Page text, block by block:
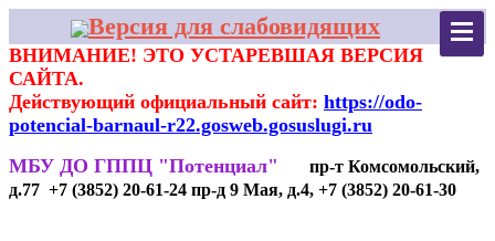
Версия для слабовидящих
ВНИМАНИЕ! ЭТО УСТАРЕВШАЯ ВЕРСИЯ
САЙТА.
Действующий официальный сайт: https://odo-
potencial-barnaul-r22.gosweb.gosuslugi.ru
МБУ ДО ГППЦ "Потенциал"
пр-т Комсомольский,
д.77 +7 (3852) 20-61-24 пр-д 9 Мая, д.4, +7 (3852) 20-61-30